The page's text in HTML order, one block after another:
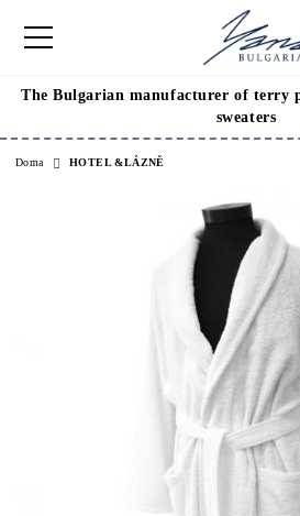
The Bulgarian manufacturer of terry
sweaters
Doma HOTEL &LÁZNĚ